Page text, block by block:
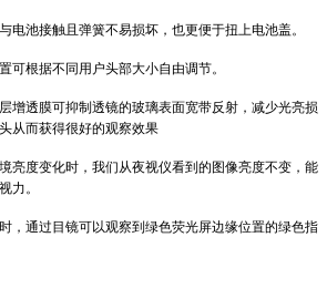
电池接触且弹簧不易损坏，也更便于扭上电池盖。
可根据不同用户头部大小自由调节。
增透膜可抑制透镜的玻璃表面宽带反射，减少光亮损
从而获得很好的观察效果
亮度变化时，我们从夜视仪看到的图像亮度不变，能
力。
，通过目镜可以观察到绿色荧光屏边缘位置的绿色指